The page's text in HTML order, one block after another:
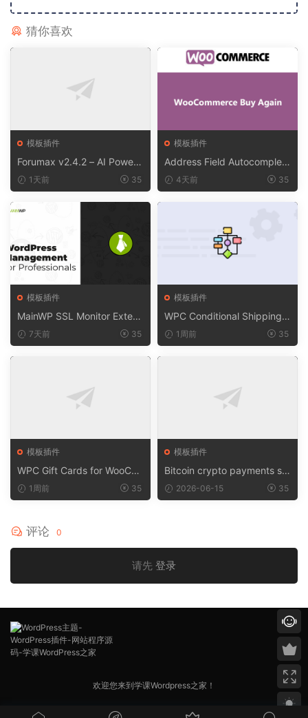
猜你喜欢
模板插件
Forumax v2.4.2 – AI Powere
d Advanced Community For
um Plugin
1天前 35
模板插件
Address Field Autocomplete
For WooCommerce v1.3.2
4天前 35
模板插件
MainWP SSL Monitor Extens
ion v5.2
7天前 35
模板插件
WPC Conditional Shipping &
Payments (Premium) v1.0.2
1周前 35
模板插件
WPC Gift Cards for WooCo
mmerce (Premium) v1.0.2
1周前 35
模板插件
Bitcoin crypto payments su
pport for CryptoPay v1.4.3
2026-06-15 35
评论 0
请先 登录
欢迎您来到学课Wordpress之家！